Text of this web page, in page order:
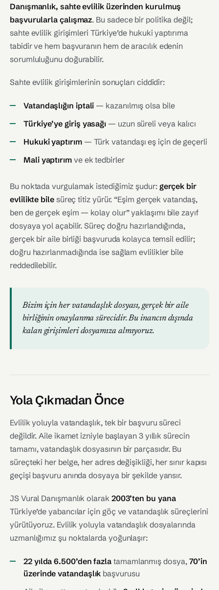
Danışmanlık, sahte evlilik üzerinden kurulmuş
başvurularla çalışmaz. Bu sadece bir politika değil;
sahte evlilik girişimleri Türkiye’de hukuki yaptırıma
tabidir ve hem başvuranın hem de aracılık edenin
sorumluluğunu doğurabilir.
Sahte evlilik girişimlerinin sonuçları ciddidir:
Vatandaşlığın iptali — kazanılmış olsa bile
Türkiye’ye giriş yasağı — uzun süreli veya kalıcı
Hukuki yaptırım— Türk vatandaşı eş için de geçerli
Mali yaptırımve ek tedbirler
Bu noktada vurgulamak istediğimiz şudur: gerçek bir
evlilikte bilesüreç titiz yürür. “Eşim gerçek vatandaş,
ben de gerçek eşim — kolay olur” yaklaşımı bile zayıf
dosyaya yol açabilir. Süreç doğru hazırlandığında,
gerçek bir aile birliği başvuruda kolayca temsil edilir;
doğru hazırlanmadığında ise sağlam evlilikler bile
reddedilebilir.
Bizim için her vatandaşlık dosyası, gerçek bir aile
birliğinin onaylanma sürecidir. Bu inancın dışında
kalan girişimleri dosyamıza almıyoruz.
Yola Çıkmadan Önce
Evlilik yoluyla vatandaşlık, tek bir başvuru süreci
değildir. Aile ikamet izniyle başlayan 3 yıllık sürecin
tamamı, vatandaşlık dosyasının bir parçasıdır. Bu
süreçteki her belge, her adres değişikliği, her sınır kapısı
geçişi başvuru anında dosyaya bir şekilde yansır.
JS Vural Danışmanlık olarak 2003’ten bu yana
Türkiye’de yabancılar için göç ve vatandaşlık süreçlerini
yürütüyoruz. Evlilik yoluyla vatandaşlık dosyalarında
uzmanlığımız şu noktalarda yoğunlaşır:
22 yılda 6.500’den fazla tamamlanmış dosya, 70’in
üzerinde vatandaşlık başvurusu